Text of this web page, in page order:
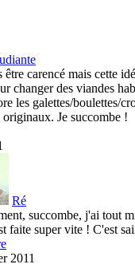
être carencé mais cette
changer des viandes
les galettes/boulettes/
originaux. Je succombe !
Ré
succombe, j'ai tout
faite super vite ! C'est
2011